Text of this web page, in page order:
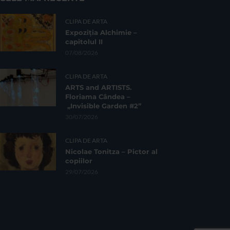
CLIPA DE ARTA
Expoziția Alchimie –
capitolul II
07/08/2026
CLIPA DE ARTA
ARTS and ARTISTS.
Floriama Cândea –
„Invisible Garden #2”
30/07/2026
CLIPA DE ARTA
Nicolae Tonitza – Pictor al
copiilor
29/07/2026